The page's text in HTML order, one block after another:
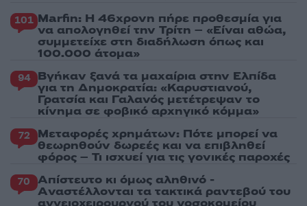
101 Marfin: Η 46χρονη πήρε προθεσμία για
να απολογηθεί την Τρίτη – «Είναι αθώα,
συμμετείχε στη διαδήλωση όπως και
100.000 άτομα»
94 Βγήκαν ξανά τα μαχαίρια στην Ελπίδα
για τη Δημοκρατία: «Καρυστιανού,
Γρατσία και Γαλανός μετέτρεψαν το
κίνημα σε φοβικό αρχηγικό κόμμα»
72 Μεταφορές χρημάτων: Πότε μπορεί να
θεωρηθούν δωρεές και να επιβληθεί
φόρος – Τι ισχυεί για τις γονικές παροχές
70 Απίστευτο κι όμως αληθινό -
Aναστέλλονται τα τακτικά ραντεβού του